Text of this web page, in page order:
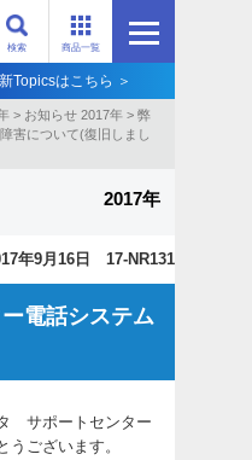
商品一覧
検索
Topicsはこちら ＞
> お知らせ 2017年 > 弊
害について(復旧しまし
2017年
年9月16日 17-NR131
電話システム
サポートセンター
うございます。